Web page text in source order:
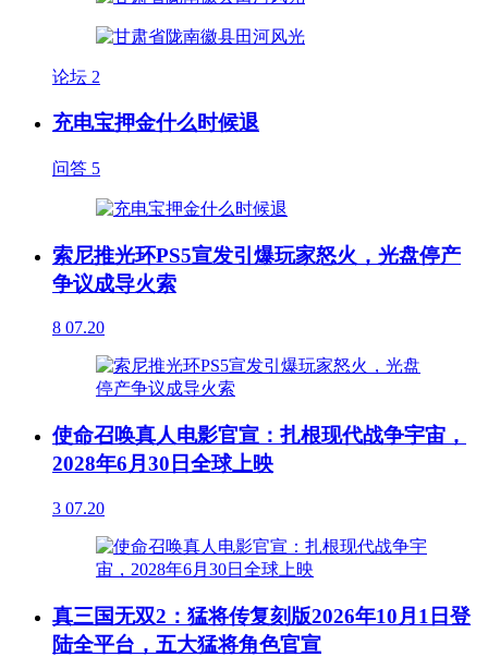
论坛 2
充电宝押金什么时候退
问答 5
索尼推光环PS5宣发引爆玩家怒火，光盘停产
争议成导火索
8 07.20
使命召唤真人电影官宣：扎根现代战争宇宙，
2028年6月30日全球上映
3 07.20
真三国无双2：猛将传复刻版2026年10月1日登
陆全平台，五大猛将角色官宣